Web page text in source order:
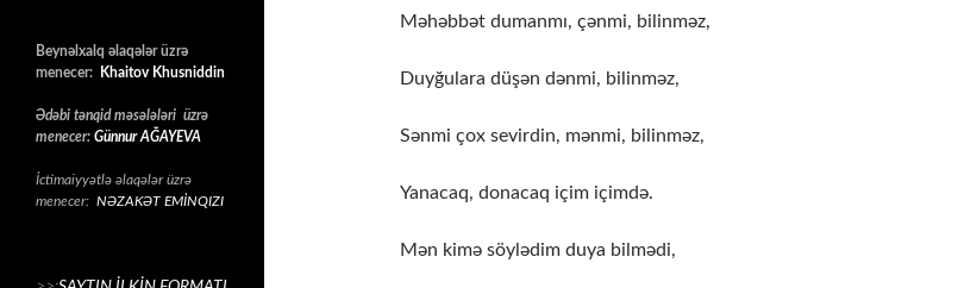
Məhəbbət dumanmı, çənmi, bilinməz,
Duyğulara düşən dənmi, bilinməz,
Sənmi çox sevirdin, mənmi, bilinməz,
Yanacaq, donacaq içim içimdə.
Mən kimə söylədim duya bilmədi,
Beynəlxalq əlaqələr üzrə
menecer:
Khaitov Khusniddin
Ədəbi tənqid məsələləri üzrə
menecer: Günnur AĞAYEVA
İctimaiyyətlə əlaqələr üzrə
menecer: NƏZAKƏT EMİNQIZI